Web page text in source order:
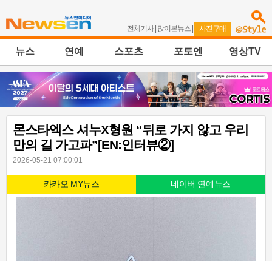
전체기사| 많이본뉴스 | 사진구매
뉴스 연예 스포츠 포토엔 영상TV
몬스타엑스 셔누X형원 “뒤로 가지 않고 우리
만의 길 가고파”[EN:인터뷰②]
2026-05-21 07:00:01
카카오 MY뉴스 네이버 연예뉴스